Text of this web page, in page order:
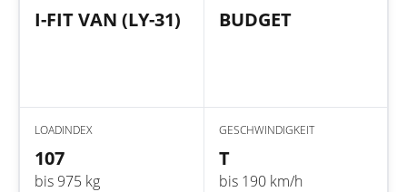
I-FIT VAN (LY-31) BUDGET
LOADINDEX
107
bis 975 kg
GESCHWINDIGKEIT
T
bis 190 km/h